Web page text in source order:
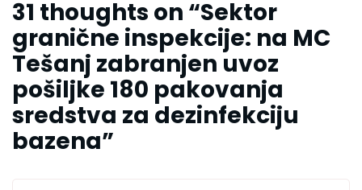
31 thoughts on “Sektor
granične inspekcije: na MC
Tešanj zabranjen uvoz
pošiljke 180 pakovanja
sredstva za dezinfekciju
bazena”